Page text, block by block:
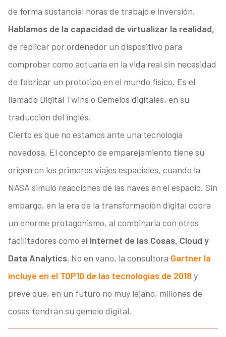
de forma sustancial horas de trabajo e inversión.
Hablamos de la capacidad de virtualizar la realidad,
de replicar por ordenador un dispositivo para
comprobar como actuaría en la vida real sin necesidad
de fabricar un prototipo en el mundo físico. Es el
llamado Digital Twins o Gemelos digitales, en su
traducción del inglés.
Cierto es que no estamos ante una tecnología
novedosa. El concepto de emparejamiento tiene su
origen en los primeros viajes espaciales, cuando la
NASA simuló reacciones de las naves en el espacio. Sin
embargo, en la era de la transformación digital cobra
un enorme protagonismo, al combinarla con otros
facilitadores como el Internet de las Cosas, Cloud y
Data Analytics. No en vano, la consultora Gartner la
incluye en el TOP10 de las tecnologías de 2018 y
prevé que, en un futuro no muy lejano, millones de
cosas tendrán su gemelo digital.